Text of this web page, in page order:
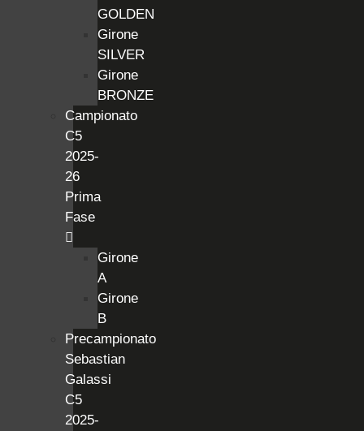
GOLDEN
Girone
SILVER
Girone
BRONZE
Campionato
C5
2025-
26
Prima
Fase
Girone
A
Girone
B
Precampionato
Sebastian
Galassi
C5
2025-